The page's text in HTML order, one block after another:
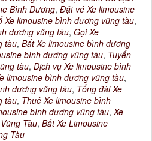
Bình Dương, Đặt vé Xe limousine
Xe limousine bình dương vũng tàu,
dương vũng tàu, Gọi Xe
tàu, Bắt Xe limousine bình dương
bình dương vũng tàu, Tuyến
tàu, Dịch vụ Xe limousine bình
limousine bình dương vũng tàu,
dương vũng tàu, Tổng đài Xe
tàu, Thuê Xe limousine bình
bình dương vũng tàu, Xe
Tàu, Bắt Xe Limousine
Tàu